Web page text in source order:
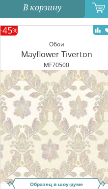
В корзину
Обои
Mayflower Tiverton
MF70500
-45%
Образец в шоу-руме